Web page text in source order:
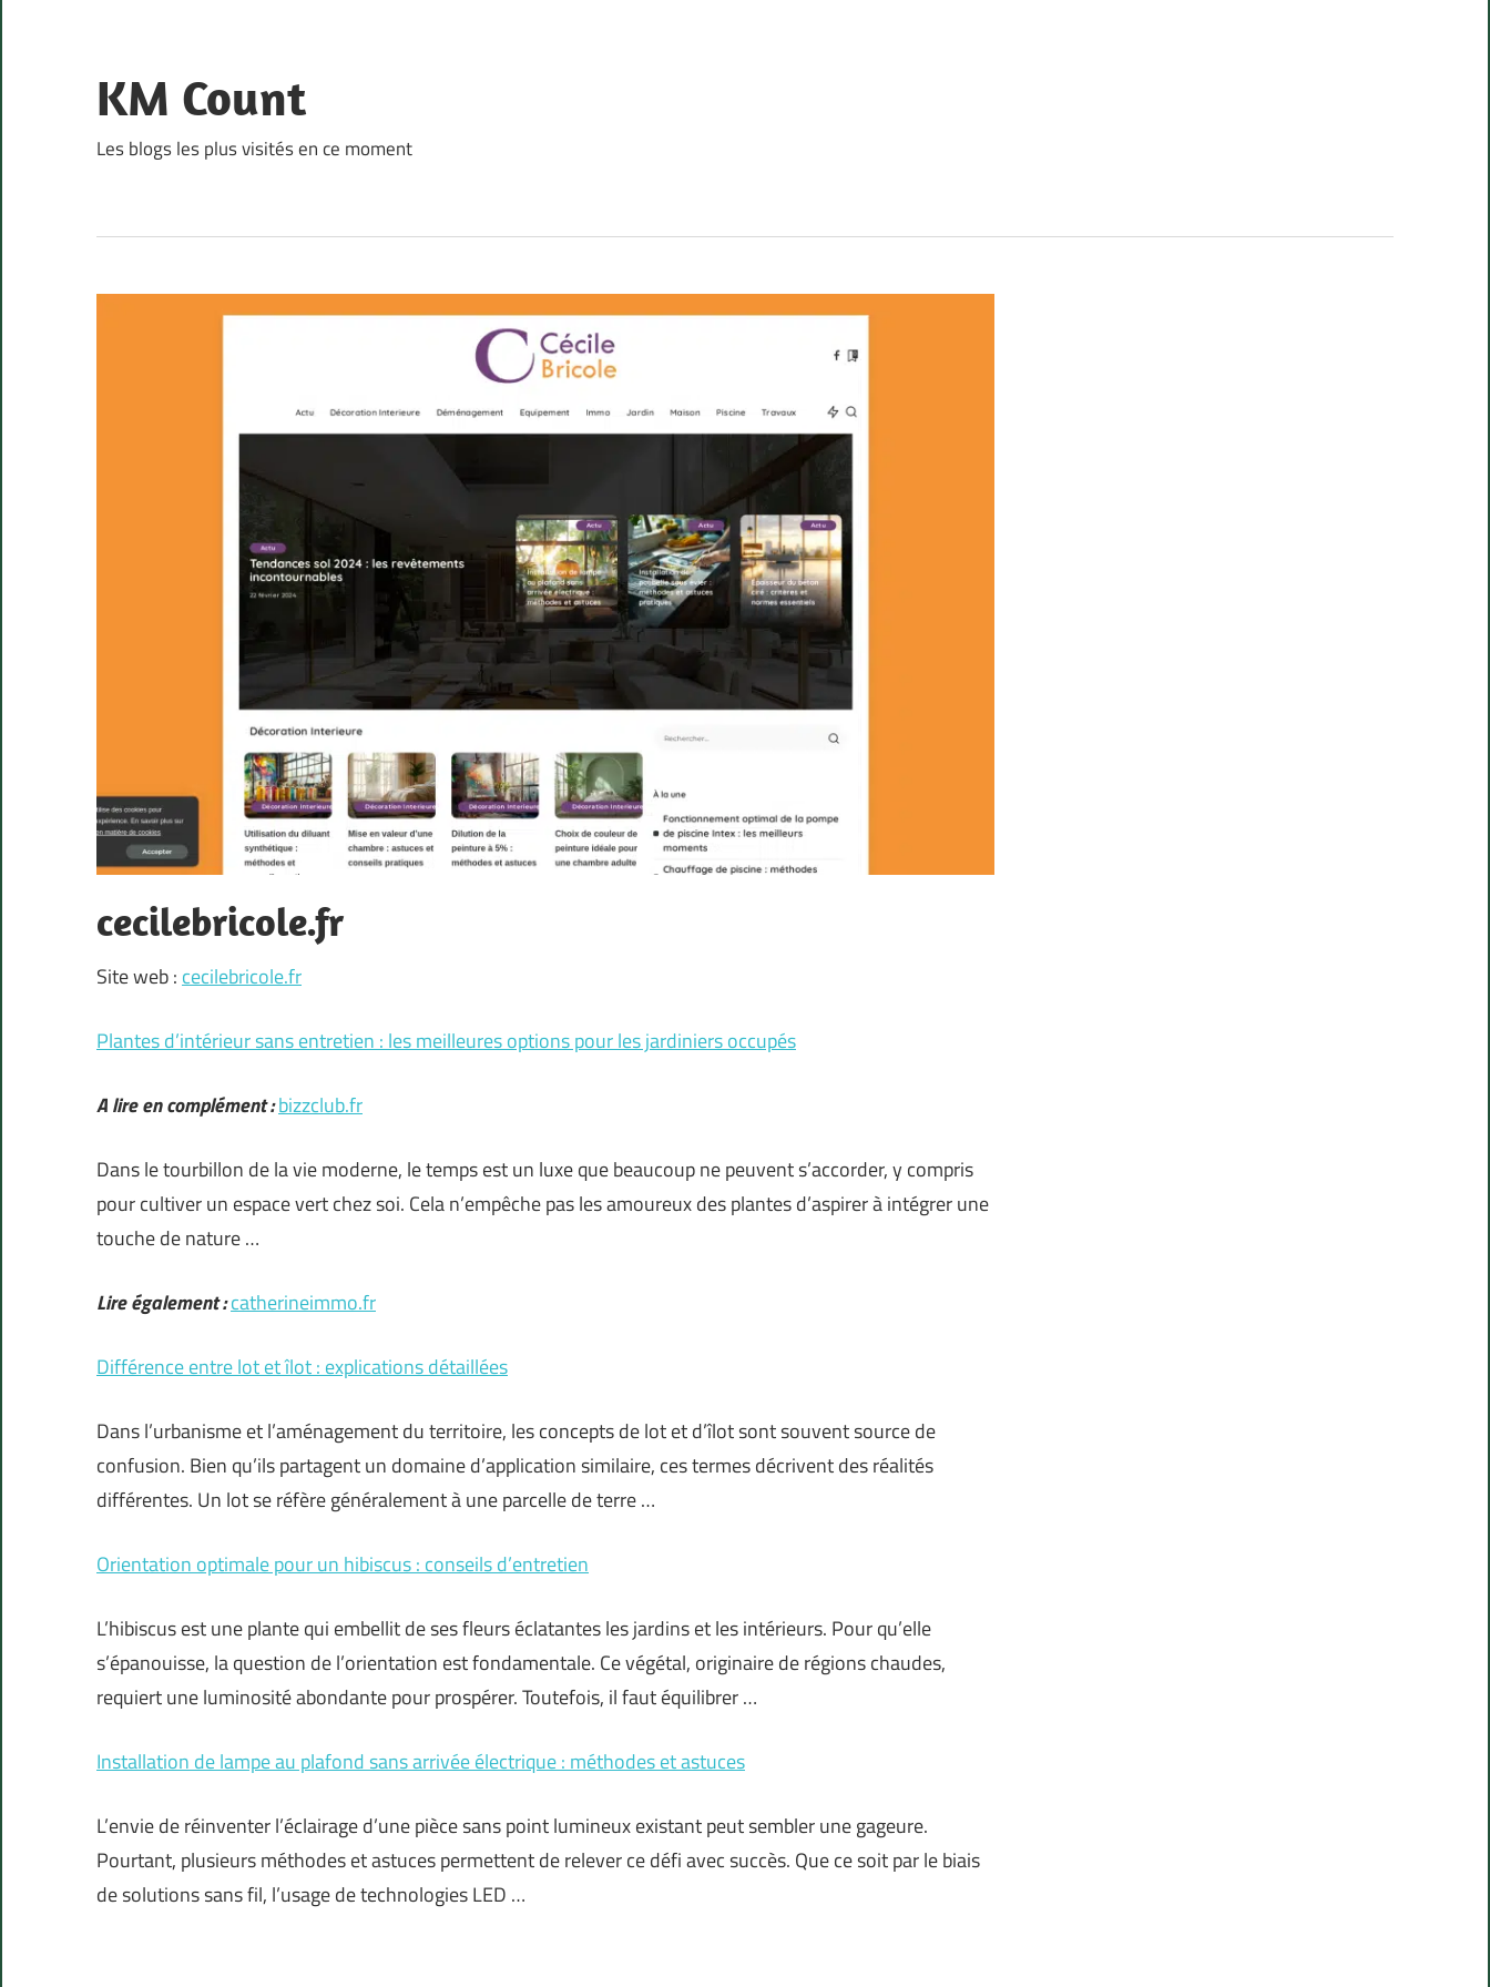
content
KM Count
Les blogs les plus visités en ce moment
cecilebricole.fr
Site web : cecilebricole.fr
Plantes d’intérieur sans entretien : les meilleures options pour les jardiniers occupés
A lire en complément :bizzclub.fr
Dans le tourbillon de la vie moderne, le temps est un luxe que beaucoup ne peuvent s’accorder, y compris
pour cultiver un espace vert chez soi. Cela n’empêche pas les amoureux des plantes d’aspirer à intégrer une
touche de nature …
Lire également :catherineimmo.fr
Différence entre lot et îlot : explications détaillées
Dans l’urbanisme et l’aménagement du territoire, les concepts de lot et d’îlot sont souvent source de
confusion. Bien qu’ils partagent un domaine d’application similaire, ces termes décrivent des réalités
différentes. Un lot se réfère généralement à une parcelle de terre …
Orientation optimale pour un hibiscus : conseils d’entretien
L’hibiscus est une plante qui embellit de ses fleurs éclatantes les jardins et les intérieurs. Pour qu’elle
s’épanouisse, la question de l’orientation est fondamentale. Ce végétal, originaire de régions chaudes,
requiert une luminosité abondante pour prospérer. Toutefois, il faut équilibrer …
Installation de lampe au plafond sans arrivée électrique : méthodes et astuces
L’envie de réinventer l’éclairage d’une pièce sans point lumineux existant peut sembler une gageure.
Pourtant, plusieurs méthodes et astuces permettent de relever ce défi avec succès. Que ce soit par le biais
de solutions sans fil, l’usage de technologies LED …